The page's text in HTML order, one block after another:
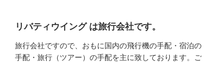
リバティウイング は旅行会社です。
旅行会社ですので、おもに国内の飛行機の手配・宿泊の
手配・旅行（ツアー）の手配を主に致しております。ご